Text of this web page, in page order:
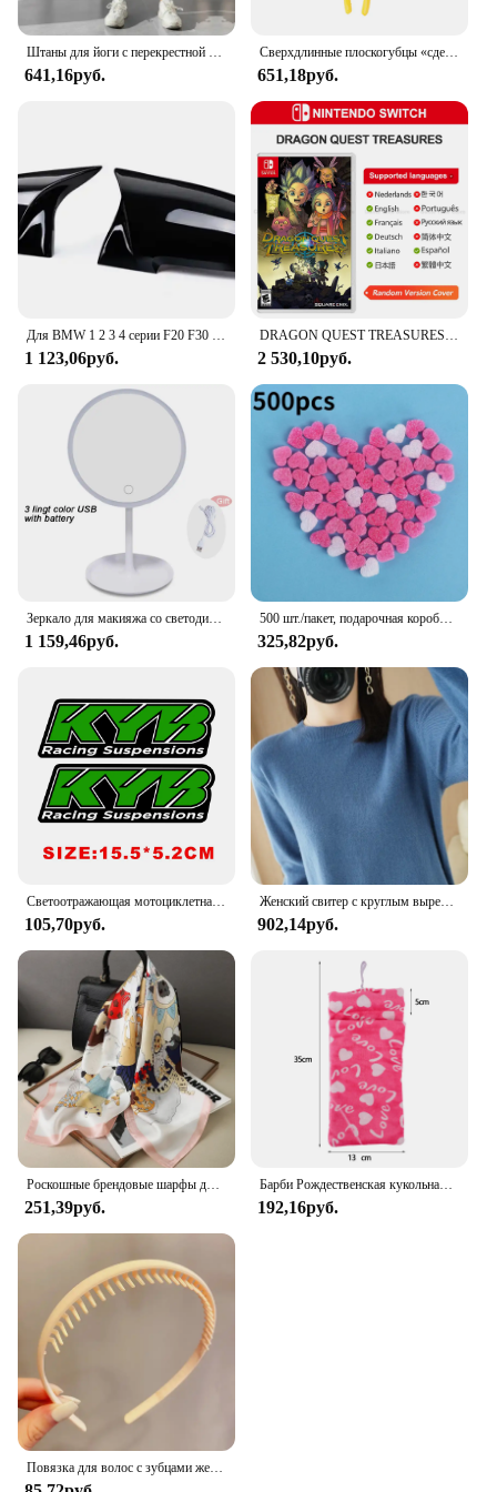
these leggings have got you covered.
Штаны для йоги с перекрестной талией
641,16руб.
Сверхдлинные плоскогубцы «сделай сам», прямой строительный механизм, ручные инструменты для снятия, гаечные ключи, зажимы, набор для ухода за автомобилем, автомобильные аксессуары
651,18руб.
Для BMW 1 2 3 4 серии F20 F30 F31 F32 F36 2012 - UP 320i 328i 330d 335i M3 M4 Сменный стиль крышки зеркала из углеродного волокна
1 123,06руб.
DRAGON QUEST TREASURES Nintendo Switch игры 100% оригинальная карточка для физических игр, ролевой экшн-жанр для Switch OLED Lite
2 530,10руб.
1 159,46руб.
500 шт./пакет, подарочная коробка, пушистый наполнитель слизи, глина, розовое сердце, любовь, бусины, пенопластовая полоска, слизь, сделай сам, свадебные сувениры, наполнитель цветочной коробки
325,82руб.
105,70руб.
Женский свитер с круглым вырезом, однотонная теплая кашемировая рубашка с длинным рукавом, Осень-зима
902,14руб.
251,39руб.
Барби Рождественская кукольная одежда спальные мешки плюшевые пижамные аксессуары кукольная одежда для куклы Барби и 1/6 искусственная кукла игрушка для девочки
192,16руб.